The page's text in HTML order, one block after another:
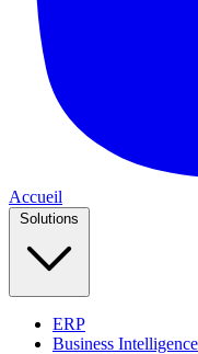
Accueil
ERP
Business Intelligence